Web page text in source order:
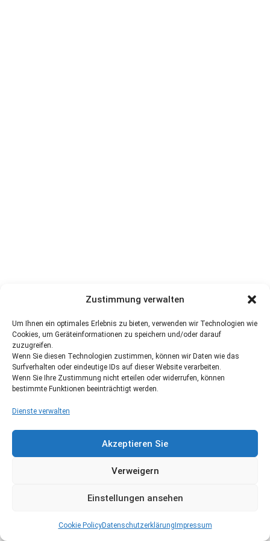
Zustimmung verwalten
Um Ihnen ein optimales Erlebnis zu bieten, verwenden wir Technologien wie
Cookies, um Geräteinformationen zu speichern und/oder darauf
zuzugreifen.
Wenn Sie diesen Technologien zustimmen, können wir Daten wie das
Surfverhalten oder eindeutige IDs auf dieser Website verarbeiten.
Wenn Sie Ihre Zustimmung nicht erteilen oder widerrufen, können
bestimmte Funktionen beeinträchtigt werden.
Dienste verwalten
Akzeptieren Sie
Verweigern
Einstellungen ansehen
Cookie PolicyDatenschutzerklärung Impressum